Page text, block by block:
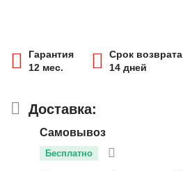
Гарантия
12 мес.
Срок возврата
14 дней
Доставка:
Самовывоз
Бесплатно